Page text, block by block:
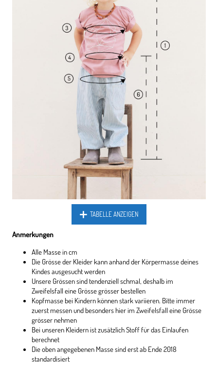
TABELLE ANZEIGEN
Anmerkungen
Alle Masse in cm
Die Grösse der Kleider kann anhand der Körpermasse deines
Kindes ausgesucht werden
Unsere Grössen sind tendenziell schmal, deshalb im
Zweifelsfall eine Grösse grösser bestellen
Kopfmasse bei Kindern können stark variieren. Bitte immer
zuerst messen und besonders hier im Zweifelsfall eine Grösse
grösser nehmen
Bei unseren Kleidern ist zusätzlich Stoff für das Einlaufen
berechnet
Die oben angegebenen Masse sind erst ab Ende 2018
standardisiert